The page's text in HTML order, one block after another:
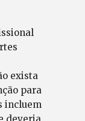
exista
para
incluem